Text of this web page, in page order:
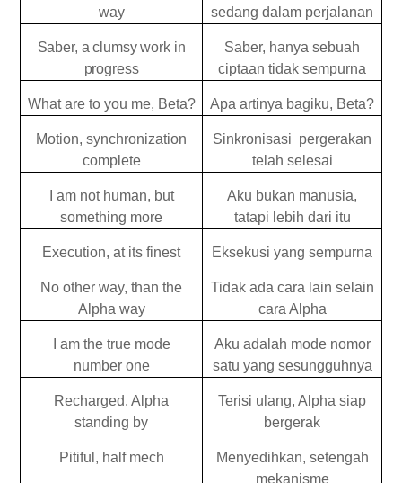
way
sedang dalam perjalanan
Saber, a clumsy work in
progress
Saber, hanya sebuah
ciptaan tidak sempurna
What are to you me, Beta? Apa artinya bagiku, Beta?
Motion, synchronization
complete
Sinkronisasi pergerakan
telah selesai
I am not human, but
something more
Aku bukan manusia,
tatapi lebih dari itu
Execution, at its finest Eksekusi yang sempurna
No other way, than the
Alpha way
Tidak ada cara lain selain
cara Alpha
I am the true mode
number one
Aku adalah mode nomor
satu yang sesungguhnya
Recharged. Alpha
standing by
Terisi ulang, Alpha siap
bergerak
Pitiful, half mech
Menyedihkan, setengah
mekanisme